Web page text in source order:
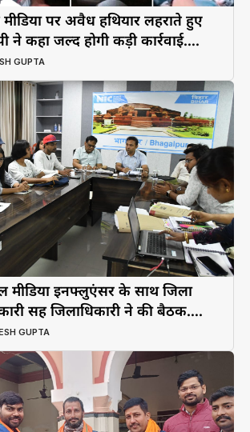
पर अवैध हथियार लहराते हुए
ने कहा जल्द होगी कड़ी कार्रवाई….
GUPTA
मीडिया इनफ्लुएंसर के साथ जिला
सह जिलाधिकारी ने की बैठक….
GUPTA